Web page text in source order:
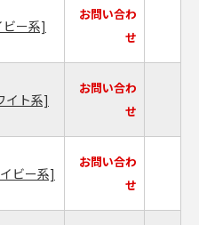
ビー系]
お問い合わ
せ
イト系]
お問い合わ
せ
ビー系]
お問い合わ
せ